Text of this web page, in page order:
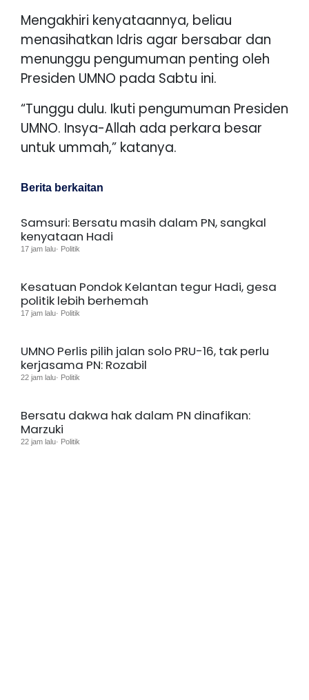
Mengakhiri kenyataannya, beliau
menasihatkan Idris agar bersabar dan
menunggu pengumuman penting oleh
Presiden UMNO pada Sabtu ini.
“Tunggu dulu. Ikuti pengumuman Presiden
UMNO. Insya-Allah ada perkara besar
untuk ummah,” katanya.
Berita berkaitan
Samsuri: Bersatu masih dalam PN, sangkal
kenyataan Hadi
17 jam lalu· Politik
Kesatuan Pondok Kelantan tegur Hadi, gesa
politik lebih berhemah
17 jam lalu· Politik
UMNO Perlis pilih jalan solo PRU-16, tak perlu
kerjasama PN: Rozabil
22 jam lalu· Politik
Bersatu dakwa hak dalam PN dinafikan:
Marzuki
22 jam lalu· Politik